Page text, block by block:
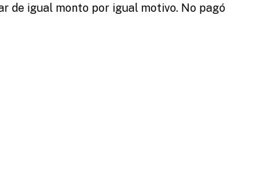
de igual monto por igual motivo. No pagó